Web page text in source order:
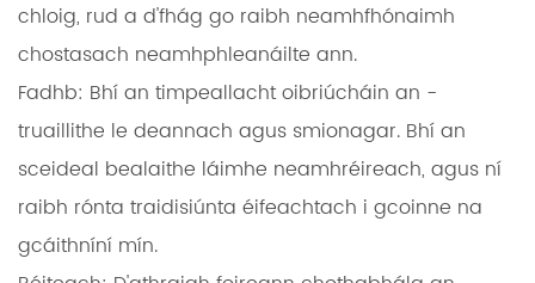
chloig, rud a d'fhág go raibh neamhfhónaimh
chostasach neamhphleanáilte ann.
Fadhb: Bhí an timpeallacht oibriúcháin an -
truaillithe le deannach agus smionagar. Bhí an
sceideal bealaithe láimhe neamhréireach, agus ní
raibh rónta traidisiúnta éifeachtach i gcoinne na
gcáithníní mín.